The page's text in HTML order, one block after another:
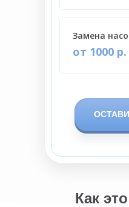
Как
от 1000 р.
Замена